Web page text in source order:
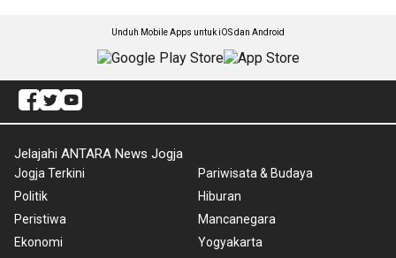
Unduh Mobile Apps untuk iOS dan Android
Jelajahi ANTARA News Jogja
Jogja Terkini
Politik
Peristiwa
Ekonomi
Pariwisata & Budaya
Hiburan
Mancanegara
Yogyakarta